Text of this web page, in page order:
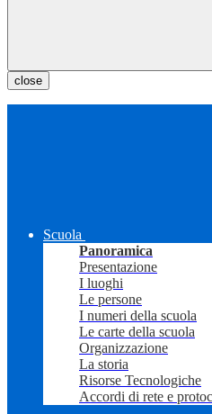
close
Scuola
Panoramica
Presentazione
I luoghi
Le persone
I numeri della scuola
Le carte della scuola
Organizzazione
La storia
Risorse Tecnologiche
Accordi di rete e